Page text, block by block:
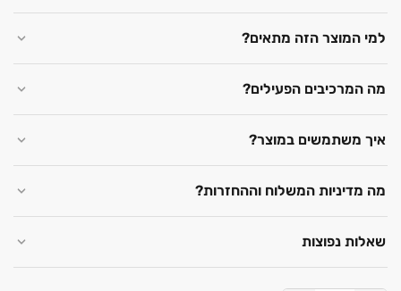
למי המוצר הזה מתאים?
מה המרכיבים הפעילים?
איך משתמשים במוצר?
מה מדיניות המשלוח וההחזרות?
שאלות נפוצות